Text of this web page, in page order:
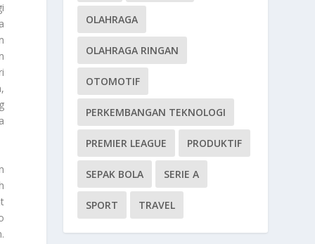
OLAHRAGA
OLAHRAGA RINGAN
OTOMOTIF
PERKEMBANGAN TEKNOLOGI
PREMIER LEAGUE PRODUKTIF
SEPAK BOLA SERIE A
SPORT TRAVEL